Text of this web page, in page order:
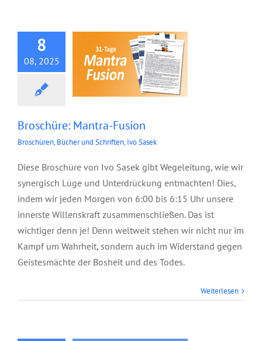
8
08, 2025
Broschüre: Mantra-Fusion
Broschüren, Bücher und Schriften, Ivo Sasek
Diese Broschüre von Ivo Sasek gibt Wegeleitung, wie wir
synergisch Lüge und Unterdrückung entmachten! Dies,
indem wir jeden Morgen von 6:00 bis 6:15 Uhr unsere
innerste Willenskraft zusammenschließen. Das ist
wichtiger denn je! Denn weltweit stehen wir nicht nur im
Kampf um Wahrheit, sondern auch im Widerstand gegen
Geistesmächte der Bosheit und des Todes.
Weiterlesen
Junior Ölbaum, Mai